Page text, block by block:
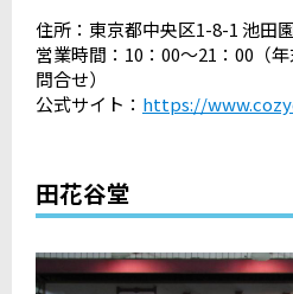
住所：東京都中央区1-8-1 池田
営業時間：10：00～21：00（
問合せ）
公式サイト： https://
田花谷堂